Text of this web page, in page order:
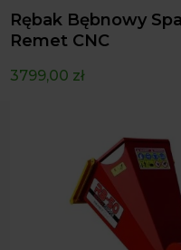
biuro@ ...
Rębak Bębnowy
Remet CNC
3799,00 zł